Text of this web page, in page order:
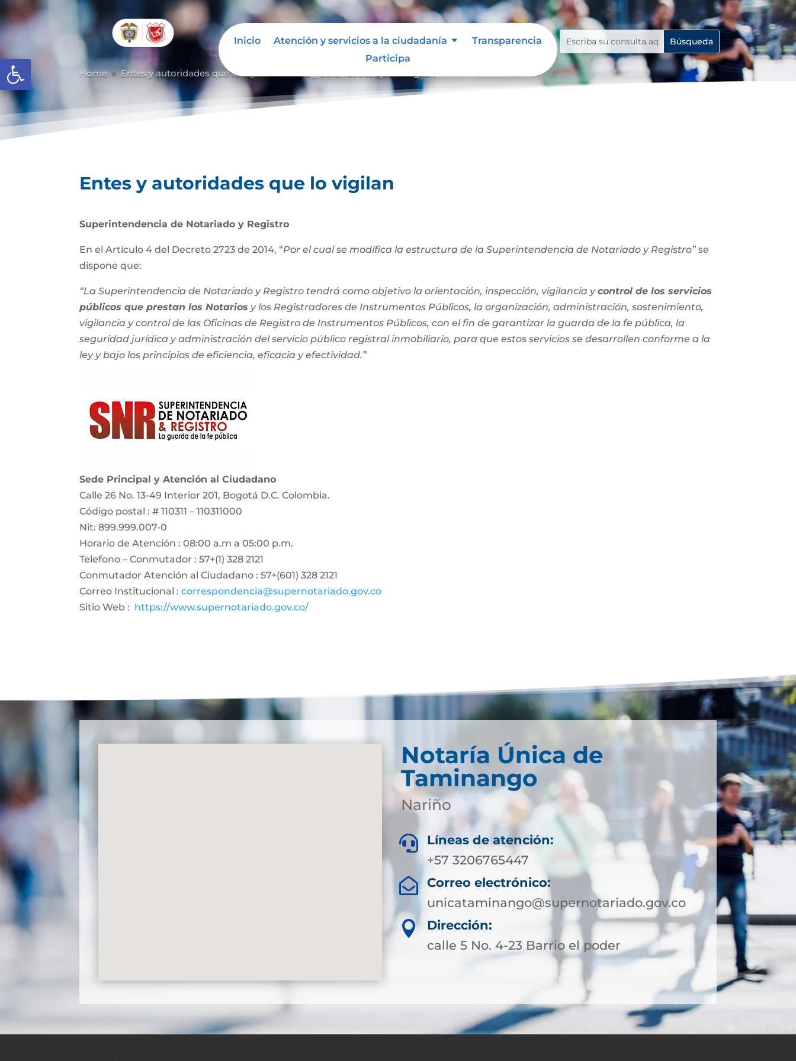
Abrir barra de herramientas
Inicio Atención y servicios a la ciudadanía
Transparencia
Participa
Home 9 Entes y autoridades que lo vigilan
Entes y autoridades que lo vigilan
Superintendencia de Notariado y Registro
En el Artículo 4 del Decreto 2723 de 2014, “Por el cual se modifica la estructura de la Superintendencia de Notariado y Registro” se
dispone que:
“La Superintendencia de Notariado y Registro tendrá como objetivo la orientación, inspección, vigilancia ycontrol de los servicios
públicos que prestan los Notarios y los Registradores de Instrumentos Públicos, la organización, administración, sostenimiento,
vigilancia y control de las Oficinas de Registro de Instrumentos Públicos, con el fin de garantizar la guarda de la fe pública, la
seguridad jurídica y administración del servicio público registral inmobiliario, para que estos servicios se desarrollen conforme a la
ley y bajo los principios de eficiencia, eficacia y efectividad.”
Sede Principal y Atención al Ciudadano
Calle 26 No. 13-49 Interior 201, Bogotá D.C. Colombia.
Código postal : # 110311 – 110311000
Nit: 899.999.007-0
Horario de Atención : 08:00 a.m a 05:00 p.m.
Telefono – Conmutador : 57+(1) 328 2121
Conmutador Atención al Ciudadano : 57+(601) 328 2121
Correo Institucional : correspondencia@supernotariado.gov.co
Sitio Web : https://www.supernotariado.gov.co/
Notaría Única de
Taminango
Nariño

Líneas de atención:
+57 3206765447

Correo electrónico:
unicataminango@supernotariado.gov.co

Dirección:
calle 5 No. 4-23 Barrio el poder